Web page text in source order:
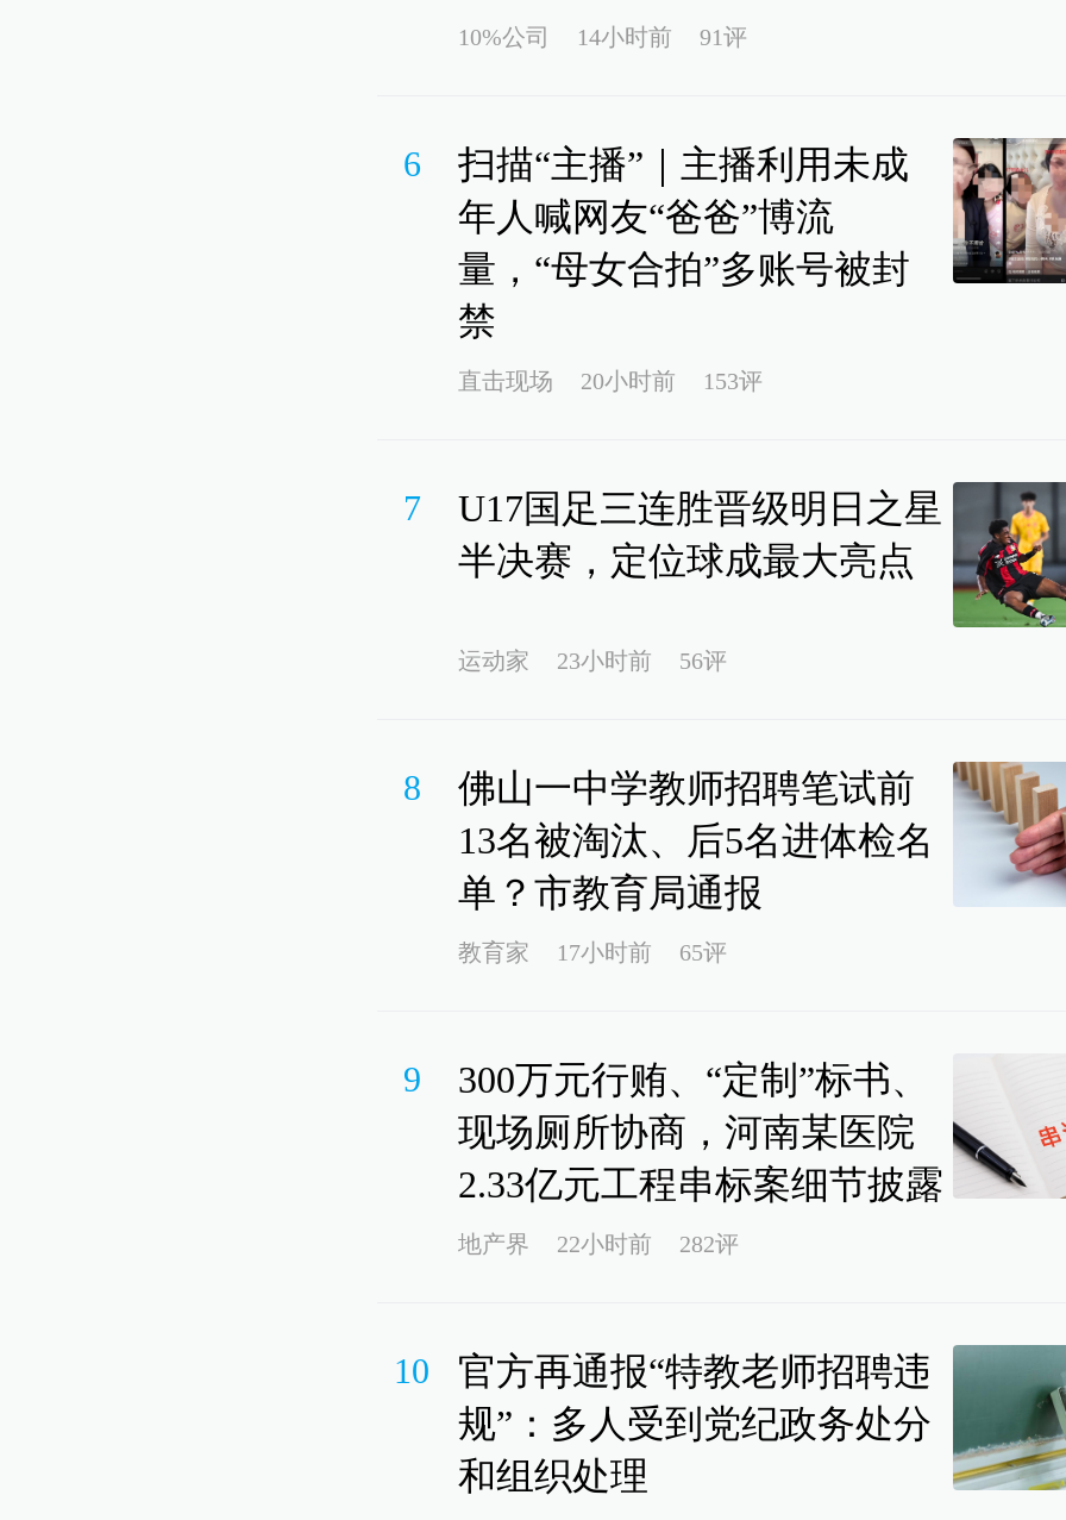
10%公司 14小时前 91评
6
扫描“主播”｜主播利用未成
年人喊网友“爸爸”博流
量，“母女合拍”多账号被封
禁
直击现场 20小时前 153评
7
U17国足三连胜晋级明日之星
半决赛，定位球成最大亮点
运动家 23小时前 56评
8
佛山一中学教师招聘笔试前
13名被淘汰、后5名进体检名
单？市教育局通报
教育家 17小时前 65评
9
300万元行贿、“定制”标书、
现场厕所协商，河南某医院
2.33亿元工程串标案细节披露
地产界 22小时前 282评
10
官方再通报“特教老师招聘违
规”：多人受到党纪政务处分
和组织处理